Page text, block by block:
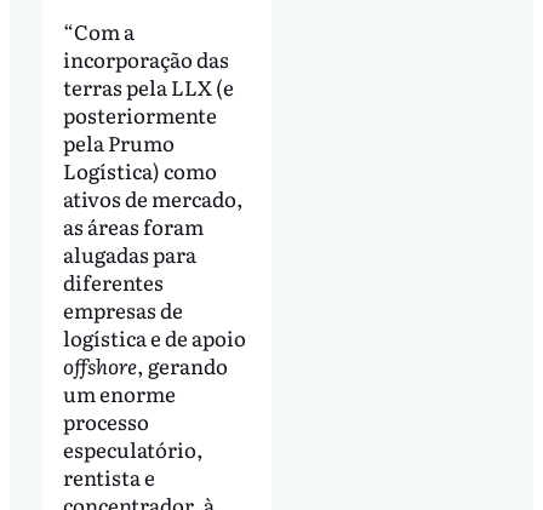
“Com a
incorporação das
terras pela LLX (e
posteriormente
pela Prumo
Logística) como
ativos de mercado,
as áreas foram
alugadas para
diferentes
empresas de
logística e de apoio
offshore, gerando
um enorme
processo
especulatório,
rentista e